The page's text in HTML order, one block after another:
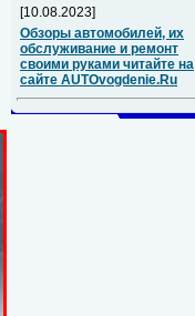
[10.08.2023]
Обзоры автомобилей, их
обслуживание и ремонт
своими руками читайте на
сайте AUTOvogdenie.Ru